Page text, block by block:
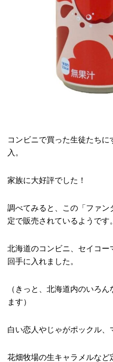
コンビニで買った生徒たち
入。
家族に大好評でした！
調べてみると、この「ファ
定で販売されているようです。
北海道のコンビニ、セイコ
回手に入れました。
（きっと、北海道内のいろ
ます）
白い恋人やじゃがポックル、
花畑牧場の生キャラメルなど